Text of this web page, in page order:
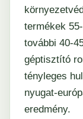
termékek
további 40-
géptisztító
tényleges
nyugat-
eredmény.